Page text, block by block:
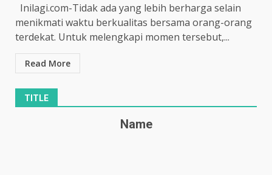
Inilagi.com-Tidak ada yang lebih berharga selain
menikmati waktu berkualitas bersama orang-orang
terdekat. Untuk melengkapi momen tersebut,...
Read More
TITLE
Name